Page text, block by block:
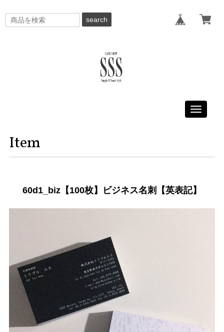
search
Toggle
Item
60d1_biz【100枚】ビジネス名刺【英表記】